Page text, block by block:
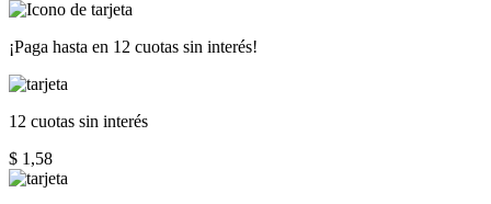
¡Paga hasta en 12 cuotas sin interés!
12 cuotas sin interés
$ 1,58